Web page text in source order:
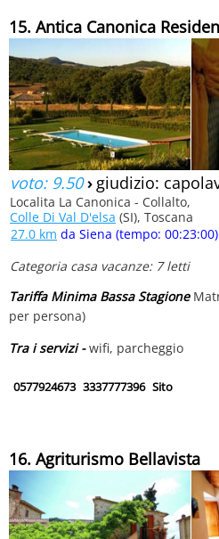
15. Antica Canonica
voto: 9.50› giudizio:
Localita La Canonica - Collalto,
Colle Di Val D'elsa (SI), Toscana
27.0 km da Siena (tempo: 00:23:00)
Categoria casa vacanze: 7 letti
Tariffa Minima Bassa Stagione
per persona)
Tra i servizi -wifi, parcheggio
0577924673 3337777396 Sito
16. Agriturismo Bellavista